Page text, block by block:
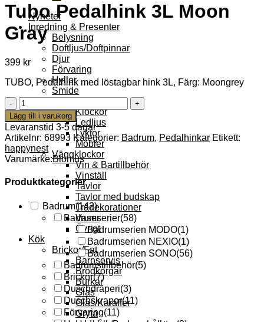
Nyheter
Inredning & Presenter
Belysning
Doftljus/Doftpinnar
Djur
Förvaring
Hyllor
Smide
Konstglas
Klockor
Ledljus
Lyktor
Möbler
Väggklockor
Vin & Bartillbehör
Vinställ
Tavlor
Tavlor med budskap
Trädekorationer
Vaser
Övrigt
Kök
Brickor/Fat
Barnservis
Brödkorgar
Burkar
Glas
Glas/Karaffer
Gryta
Tubo Pedalhink 3L Moon
Gray
399 kr
TUBO, Pedalhink med löstagbar hink 3L, Färg: Moongrey
Tubo
Pedalhink
3L
Moon
Gray
mängd
Lägg till i varukorg
Levaranstid 3-5 dagar
Artikelnr: 68993 Kategorier: Badrum, Pedalhinkar Etikett:
happynest
Varumärke:Blomus
Produktkategorier
Badrum(142)
Badrumserier(58)
Badrumserien MODO(1)
Badrumserien NEXIO(1)
Badrumserien SONO(56)
Badrumstillbehör(5)
Brickor(7)
Duschdraperi(3)
Duschskrapor(11)
Förvaring(11)